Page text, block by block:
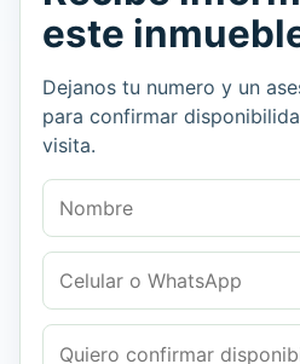
este
Dejanos tu numero y un
para confirmar
visita.
Nombre
Celular o WhatsApp
Mensaje